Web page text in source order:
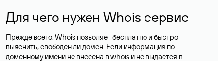
Для чего нужен Whois сервис
Прежде всего, Whois позволяет бесплатно и быстро
выяснить, свободен ли домен. Если информация по
доменному имени не внесена в whois и не выдается в